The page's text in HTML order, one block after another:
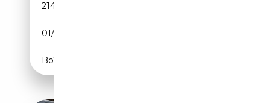
214 000 km
01/2014
Boîte automatique